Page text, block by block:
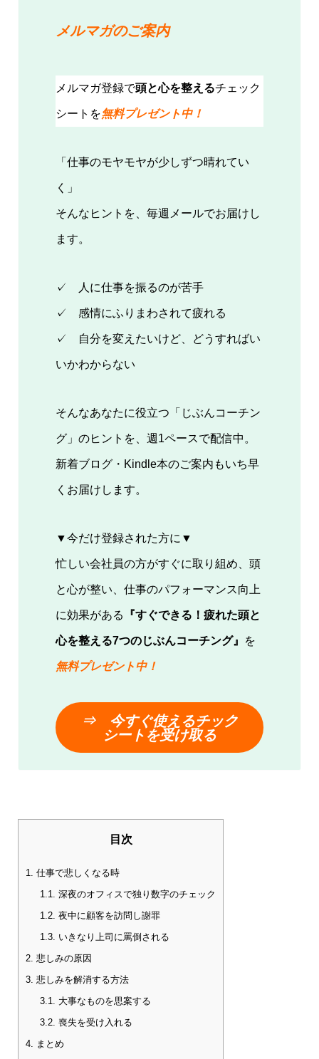
メルマガのご案内
メルマガ登録で頭と心を整えるチェック
シートを無料プレゼント中！
「仕事のモヤモヤが少しずつ晴れてい
く」
そんなヒントを、毎週メールでお届けし
ます。
✓ 人に仕事を振るのが苦手
✓ 感情にふりまわされて疲れる
✓ 自分を変えたいけど、どうすればい
いかわからない
そんなあなたに役立つ「じぶんコーチン
グ」のヒントを、週1ペースで配信中。
新着ブログ・Kindle本のご案内もいち早
くお届けします。
▼今だけ登録された方に▼
忙しい会社員の方がすぐに取り組め、頭
と心が整い、仕事のパフォーマンス向上
に効果がある 『すぐできる！疲れた頭と
心を整える7つのじぶんコーチング』 を
無料プレゼント中！
⇒ 今すぐ使えるチック
シートを受け取る
目次
1.
仕事で悲しくなる時
1.1.
深夜のオフィスで独り数字のチェック
1.2. 夜中に顧客を訪問し謝罪
1.3. いきなり上司に罵倒される
2. 悲しみの原因
3. 悲しみを解消する方法
3.1.
大事なものを思案する
3.2. 喪失を受け入れる
4.
まとめ